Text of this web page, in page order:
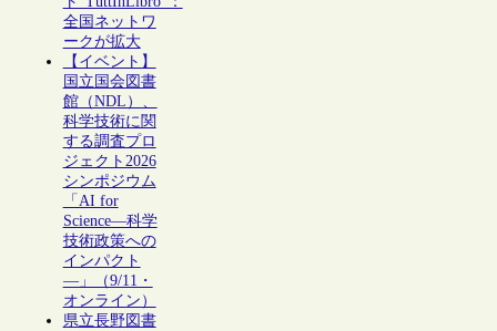
全国ネットワ
ークが拡大
【イベント】
国立国会図書
館（NDL）、
科学技術に関
する調査プロ
ジェクト2026
シンポジウム
「AI for
Science―科学
技術政策への
インパクト
―」（9/11・
オンライン）
県立長野図書